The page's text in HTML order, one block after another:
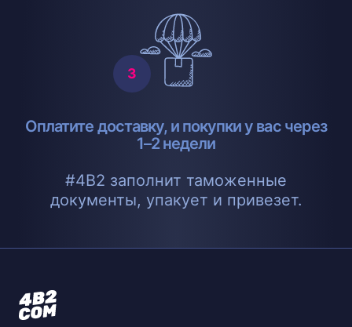
Оплатите доставку, и покупки у вас через
1–2 недели
#4B2 заполнит таможенные
документы, упакует и привезет.